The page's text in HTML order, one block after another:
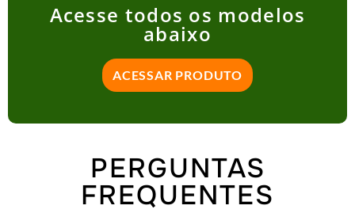
Acesse todos os modelos
abaixo
ACESSAR PRODUTO
PERGUNTAS
FREQUENTES